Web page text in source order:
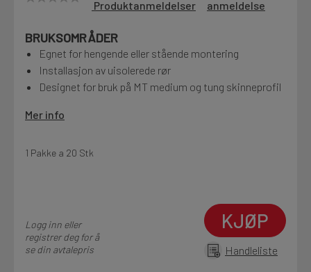
Kontakt og åpningstider
Kontakt
Produktnyheter
Siste nytt om dine favorittprodukter
Produktanmeldelser
anmeldelse
BRUKSOMRÅDER
Egnet for hengende eller stående montering
Installasjon av uisolerede rør
Designet for bruk på MT medium og tung skinneprofil
Mer info
1 Pakke a 20 Stk
Logg inn eller
registrer deg for å
se din avtalepris
KJØP
Handleliste